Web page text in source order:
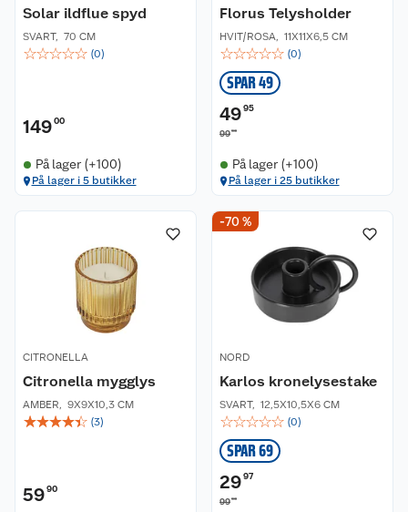
Solar ildflue spyd
SVART, 70 CM
☆☆☆☆☆ (0)
14900
På lager (+100)
På lager i 5 butikker
Florus Telysholder
HVIT/ROSA, 11X11X6,5 CM
☆☆☆☆☆ (0)
SPAR 49
4995
9990
På lager (+100)
På lager i 25 butikker
CITRONELLA
Citronella mygglys
AMBER, 9X9X10,3 CM
☆☆☆☆☆ (3)
5990
-70 %
NORD
Karlos kronelysestake
SVART, 12,5X10,5X6 CM
☆☆☆☆☆ (0)
SPAR 69
2997
9990